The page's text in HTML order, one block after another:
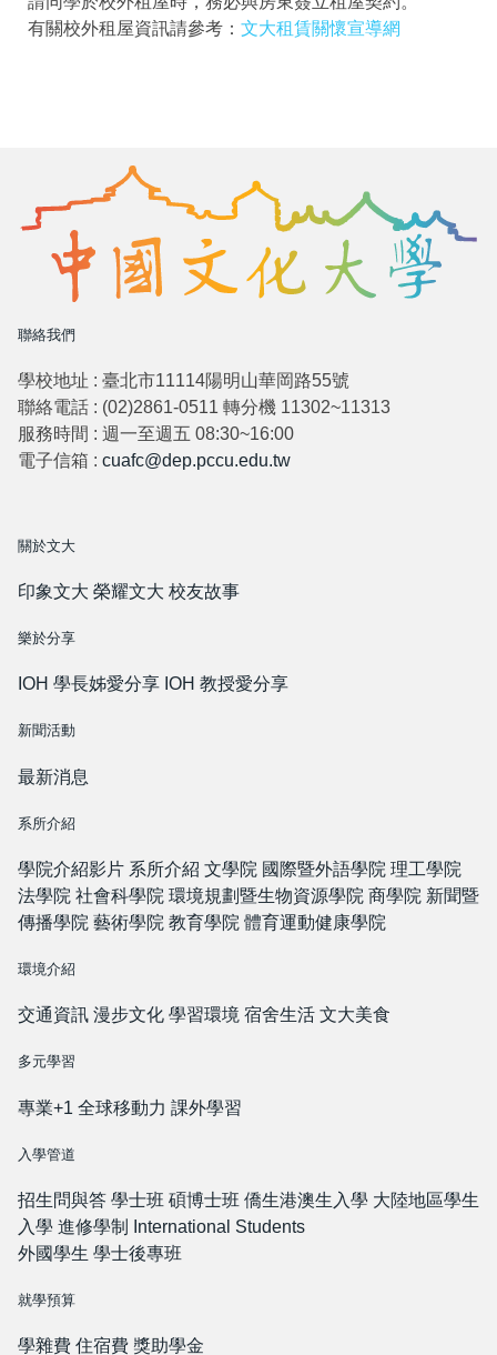
有關校外租屋資訊請參考： 文大租賃關懷宣導網
聯絡我們
學校地址 : 臺北市11114陽明山華岡路55號
聯絡電話 : (02)2861-0511 轉分機 11302~11313
服務時間 : 週一至週五 08:30~16:00
電子信箱 : cuafc@dep.pccu.edu.tw
關於文大
印象文大 榮耀文大 校友故事
樂於分享
IOH 學長姊愛分享 IOH 教授愛分享
新聞活動
最新消息
系所介紹
學院介紹影片 系所介紹 文學院 國際暨外語學院 理工學院
法學院 社會科學院 環境規劃暨生物資源學院 商學院 新聞暨
傳播學院 藝術學院 教育學院 體育運動健康學院
環境介紹
交通資訊 漫步文化 學習環境 宿舍生活 文大美食
多元學習
專業+1 全球移動力 課外學習
入學管道
招生問與答 學士班 碩博士班 僑生港澳生入學 大陸地區學生
入學 進修學制
International Students
外國學生 學士後專班
就學預算
學雜費 住宿費 獎助學金